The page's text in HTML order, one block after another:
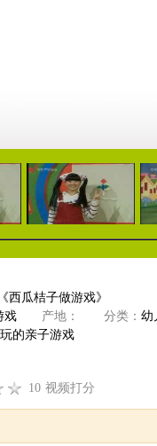
04:22
西瓜桔子做游戏》
戏 产地： 分类： 幼
的亲子游戏
10 视频打分